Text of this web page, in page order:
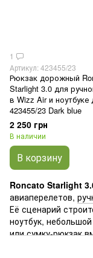
1
Артикул: 423455/23
Рюкзак дорожный
Starlight 3.0 для
в Wizz Air и ноутбуке
423455/23 Dark blue
2 250 грн
В наличии
В корзину
Roncato Starlight
авиаперелетов,
Её сценарий
ноутбук,
или сумку-рюкзак
-